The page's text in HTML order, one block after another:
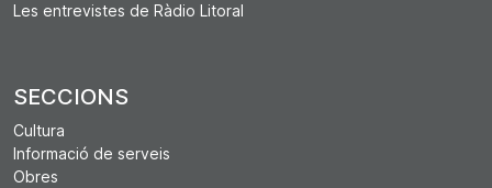
Les entrevistes de Ràdio Litoral
SECCIONS
Cultura
Informació de serveis
Obres